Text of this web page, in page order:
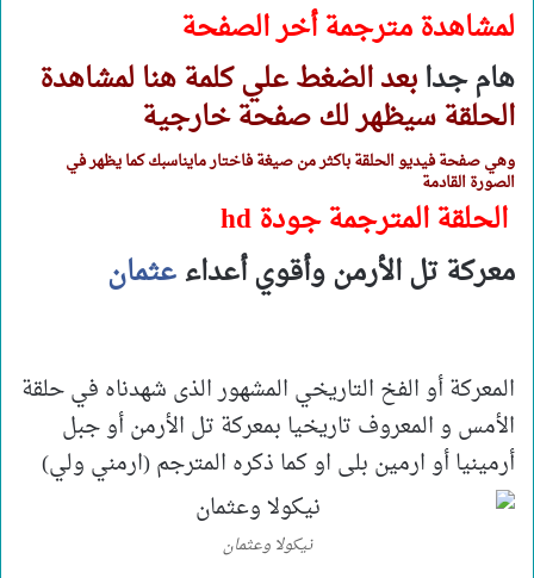
لمشاهدة مترجمة أخر الصفحة
هام جدابعد الضغط علي كلمة هنا لمشاهدة
الحلقة سيظهر لك صفحة خارجية
وهي صفحة فيديو الحلقة باكثر من صيغة فاختار مايناسبك كما يظهر في
الصورة القادمة
الحلقة المترجمة جودة hd
معركة تل الأرمن وأقوي أعداءعثمان
المعركة أو الفخ التاريخي المشهور الذى شهدناه في حلقة
الأمس و المعروف تاريخيا بمعركة تل الأرمن أو جبل
أرمينيا أو ارمين بلى او كما ذكره المترجم (ارمني ولي)
نيكولا وعثمان